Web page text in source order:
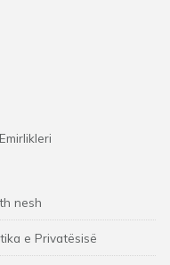
nesh
e Privatësisë